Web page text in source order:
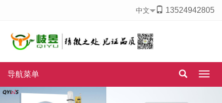
中文 13524942805
导航菜单